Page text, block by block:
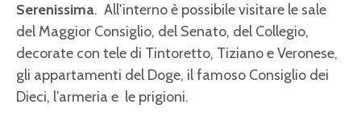
Serenissima. All'interno è possibile visitare le sale
del Maggior Consiglio, del Senato, del Collegio,
decorate con tele di Tintoretto, Tiziano e Veronese,
gli appartamenti del Doge, il famoso Consiglio dei
Dieci, l’armeria e le prigioni.